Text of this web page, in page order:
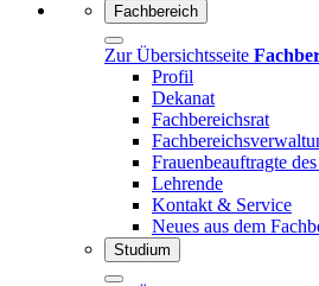
Fachbereich
Zur Übersichtsseite
Profil
Dekanat
Fachbereichsrat
Frauenbeauftragte
Lehrende
Kontakt & Service
Neues aus dem
Studium